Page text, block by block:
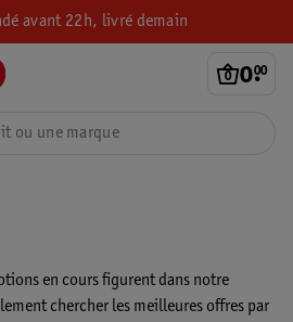
avant 22h, livré demain
0.
00
en cours figurent dans notre
chercher les meilleures offres par